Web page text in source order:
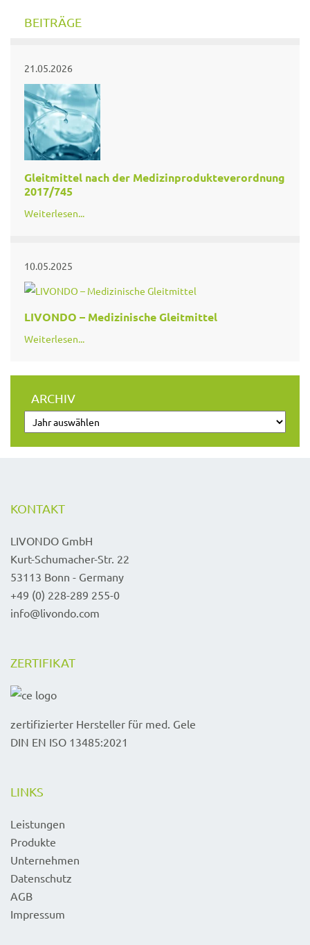
BEITRÄGE
21.05.2026
Gleitmittel nach der Medizinprodukteverordnung
2017/745
Weiterlesen...
10.05.2025
LIVONDO – Medizinische Gleitmittel
Weiterlesen...
ARCHIV
KONTAKT
LIVONDO GmbH
Kurt-Schumacher-Str. 22
53113 Bonn - Germany
+49 (0) 228-289 255-0
info@livondo.com
ZERTIFIKAT
zertifizierter Hersteller für med. Gele
DIN EN ISO 13485:2021
LINKS
Leistungen
Produkte
Unternehmen
Datenschutz
AGB
Impressum